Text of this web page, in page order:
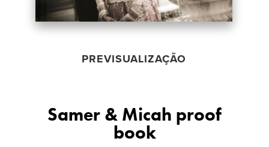
PREVISUALIZAÇÃO
Samer & Micah proof
book